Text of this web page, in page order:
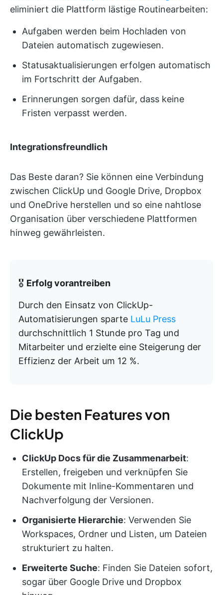
eliminiert die Plattform lästige Routinearbeiten:
Aufgaben werden beim Hochladen von
Dateien automatisch zugewiesen.
Statusaktualisierungen erfolgen automatisch
im Fortschritt der Aufgaben.
Erinnerungen sorgen dafür, dass keine
Fristen verpasst werden.
Integrationsfreundlich
Das Beste daran? Sie können eine Verbindung
zwischen ClickUp und Google Drive, Dropbox
und OneDrive herstellen und so eine nahtlose
Organisation über verschiedene Plattformen
hinweg gewährleisten.
🎖️ Erfolg vorantreiben
Durch den Einsatz von ClickUp-
Automatisierungen sparte LuLu Press
durchschnittlich 1 Stunde pro Tag und
Mitarbeiter und erzielte eine Steigerung der
Effizienz der Arbeit um 12 %.
Die besten Features von
ClickUp
ClickUp Docs für die Zusammenarbeit:
Erstellen, freigeben und verknüpfen Sie
Dokumente mit Inline-Kommentaren und
Nachverfolgung der Versionen.
Organisierte Hierarchie: Verwenden Sie
Workspaces, Ordner und Listen, um Dateien
strukturiert zu halten.
Erweiterte Suche: Finden Sie Dateien sofort,
sogar über Google Drive und Dropbox